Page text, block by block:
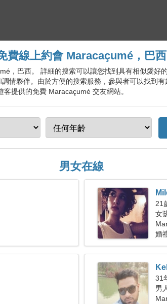
費線上約會 Maracaçumé，巴西
，巴西。 詳細的搜索可以讓您找到具有相似愛好
情夥伴。由於方便的搜索服務，參與者可以找到
提供的免費 Maracaçumé 交友網站。
男女在線
21
女
婚
31
男